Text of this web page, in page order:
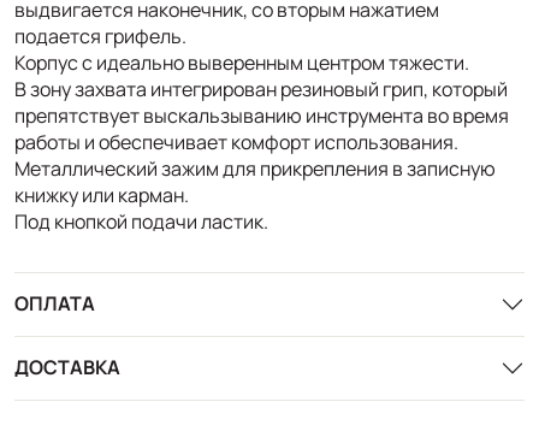
выдвигается наконечник, со вторым нажатием
подается грифель.
Корпус с идеально выверенным центром тяжести.
В зону захвата интегрирован резиновый грип, который
препятствует выскальзыванию инструмента во время
работы и обеспечивает комфорт использования.
Металлический зажим для прикрепления в записную
книжку или карман.
Под кнопкой подачи ластик.
ОПЛАТА
ДОСТАВКА